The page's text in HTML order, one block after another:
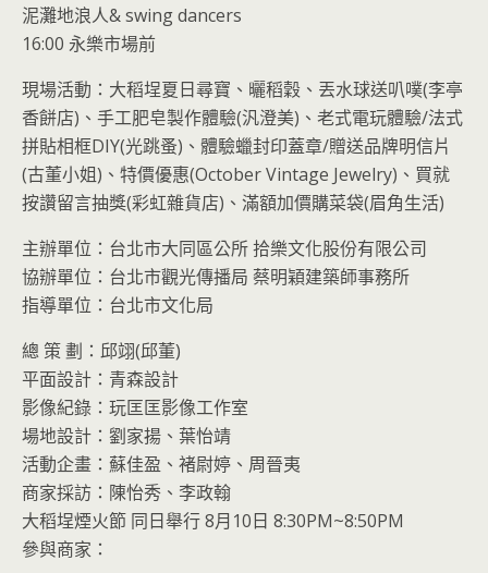
泥灘地浪人& swing dancers
16:00 永樂市場前
現場活動：大稻埕夏日尋寶、曬稻穀、丟水球送叭噗(李亭
香餅店)、手工肥皂製作體驗(汎澄美)、老式電玩體驗/法式
拼貼相框DIY(光跳蚤)、體驗蠟封印蓋章/贈送品牌明信片
(古董小姐)、特價優惠(October Vintage Jewelry)、買就
按讚留言抽獎(彩虹雜貨店)、滿額加價購菜袋(眉角生活)
主辦單位：台北市大同區公所 拾樂文化股份有限公司
協辦單位：台北市觀光傳播局 蔡明穎建築師事務所
指導單位：台北市文化局
總 策 劃：邱翊(邱董)
平面設計：青森設計
影像紀錄：玩匡匡影像工作室
場地設計：劉家揚、葉怡靖
活動企畫：蘇佳盈、褚尉婷、周晉夷
商家採訪：陳怡秀、李政翰
大稻埕煙火節 同日舉行 8月10日 8:30PM~8:50PM
參與商家：